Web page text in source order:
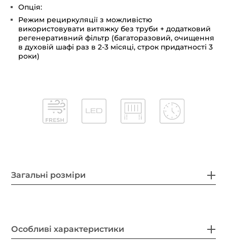
Опція:
Режим рециркуляції з можливістю
використовувати витяжку без труби + додатковий
регенеративний фільтр (багаторазовий, очищення
в духовій шафі раз в 2-3 місяці, строк придатності 3
роки)
Загальні розміри
Особливі характеристики